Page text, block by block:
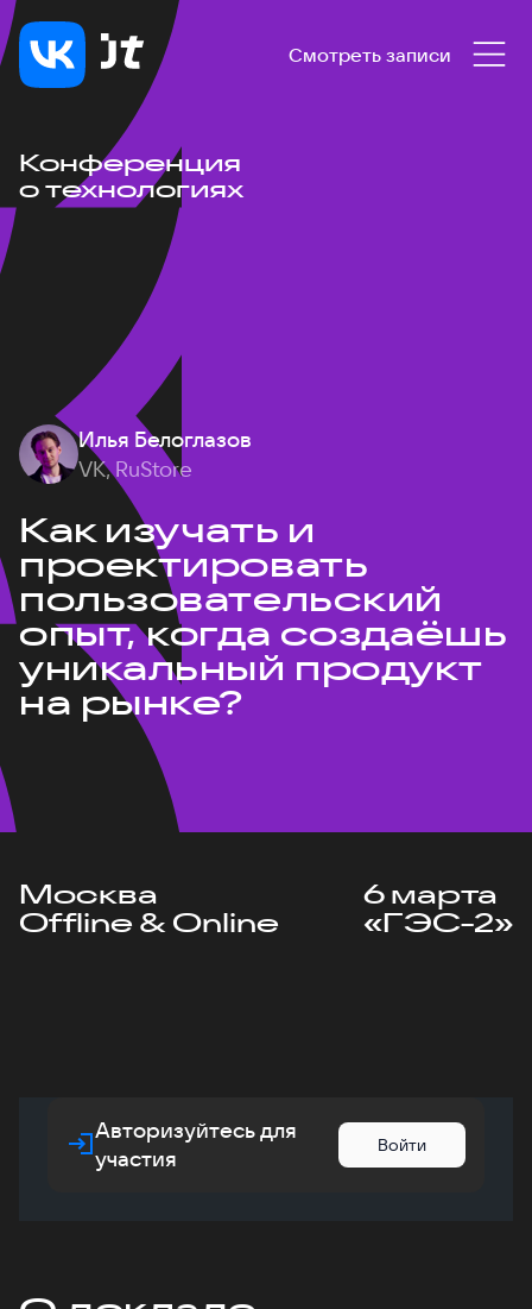
Смотреть записи
Конференция
о технологиях
Илья Белоглазов
VK, RuStore
Как изучать и
проектировать
пользовательский
опыт, когда создаёшь
уникальный продукт
на рынке?
Москва
Offline & Online
6 марта
«ГЭС-2»
Авторизуйтесь для
участия
Войти